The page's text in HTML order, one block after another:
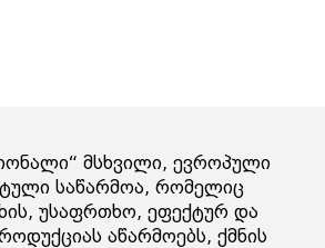
მსხვილი, ევროპული
საწარმოა, რომელიც
უსაფრთხო, ეფექტურ და
აწარმოებს, ქმნის